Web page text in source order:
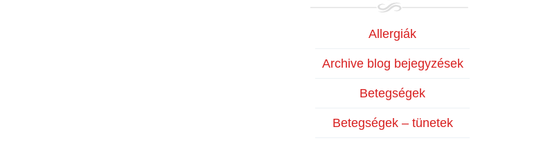
Allergiák
Archive blog bejegyzések
Betegségek
Betegségek – tünetek